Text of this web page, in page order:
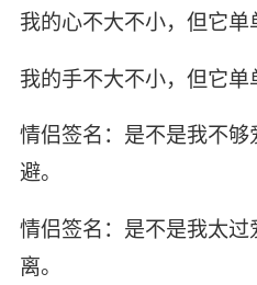
我的心不大不小，但它
我的手不大不小，但它
情侣签名：是不是我不
避。
情侣签名：是不是我太
离。